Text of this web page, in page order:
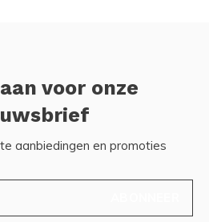
voor onze
aanbiedingen en promoties